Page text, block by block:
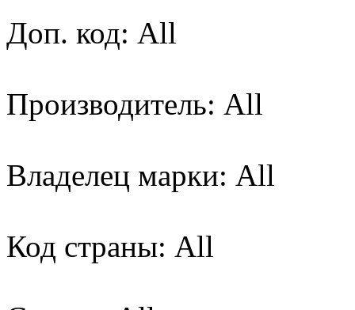
Доп. код: All
Производитель: All
Владелец марки: All
Код страны: All